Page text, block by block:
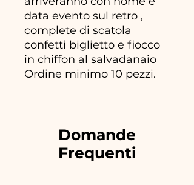
data evento sul retro ,
complete di scatola
confetti biglietto e fiocco
in chiffon al salvadanaio
Ordine minimo 10 pezzi.
Domande
Frequenti